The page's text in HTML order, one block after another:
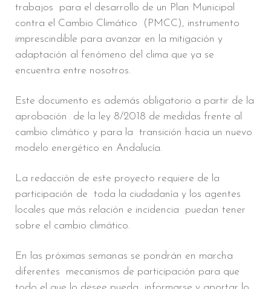
trabajos para el desarrollo de un Plan Municipal
contra el Cambio Climático (PMCC), instrumento
imprescindible para avanzar en la mitigación y
adaptación al fenómeno del clima que ya se
encuentra entre nosotros.
Este documento es además obligatorio a partir de la
aprobación de la ley 8/2018 de medidas frente al
cambio climático y para la transición hacia un nuevo
modelo energético en Andalucía.
La redacción de este proyecto requiere de la
participación de toda la ciudadanía y los agentes
locales que más relación e incidencia puedan tener
sobre el cambio climático.
En las próximas semanas se pondrán en marcha
diferentes mecanismos de participación para que